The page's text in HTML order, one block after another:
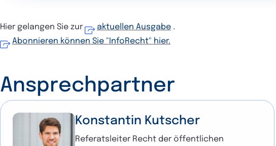
Hier gelangen Sie zur aktuellen Ausgabe .
Abonnieren können Sie "InfoRecht" hier.
Ansprechpartner
Konstantin Kutscher
Referatsleiter Recht der öffentlichen